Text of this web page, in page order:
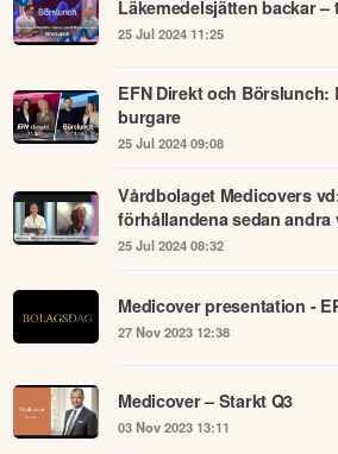
Läkemedelsjätten backar
25 Jul 2024 11:25
EFN Direkt och
burgare
25 Jul 2024 09:08
Vårdbolaget Medicovers
förhållandena sedan andra
25 Jul 2024 08:32
Medicover presentation -
27 Nov 2023 12:38
Medicover – Starkt Q3
03 Nov 2023 13:11